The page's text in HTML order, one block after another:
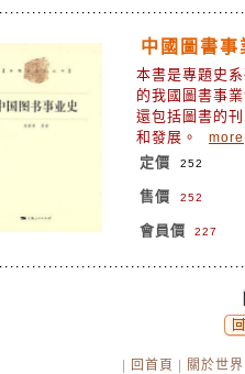
中國圖書事
本書是專題史
的我國圖書事
還包括圖書的
和發展。 more
定價 252
售價 252
會員價 227
回首頁 關於世界